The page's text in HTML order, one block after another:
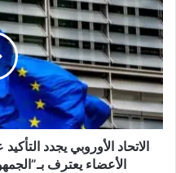
ل
ا
ت
ح
ا
د
ا
ل
الاتحاد الأوروبي يجدد
الأعضاء يعترف